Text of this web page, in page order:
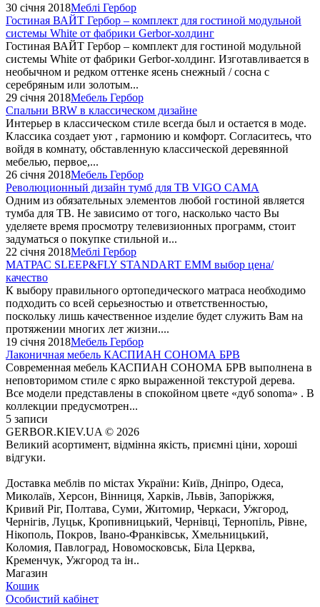
30 січня 2018Меблі Гербор
​Гостиная ВАЙТ Гербор – комплект для гостиной модульной
системы White от фабрики Gerbor-холдинг
Гостиная ВАЙТ Гербор – комплект для гостиной модульной
системы White от фабрики Gerbor-холдинг. Изготавливается в
необычном и редком оттенке ясень снежный / сосна с
серебряным или золотым...
29 січня 2018Мебель Гербор
Спальни BRW в классическом дизайне
Интерьер в классическом стиле всегда был и остается в моде.
Классика создает уют , гармонию и комфорт. Согласитесь, что
войдя в комнату, обставленную классической деревянной
мебелью, первое,...
26 січня 2018Мебель Гербор
Революционный дизайн тумб для ТВ VIGO CAMA
Одним из обязательных элементов любой гостиной является
тумба для ТВ. Не зависимо от того, насколько часто Вы
уделяете время просмотру телевизионных программ, стоит
задуматься о покупке стильной и...
22 січня 2018Меблі Гербор
МАТРАС SLEEP&FLY STANDART EMM выбор цена/
качество
К выбору правильного ортопедического матраса необходимо
подходить со всей серьезностью и ответственностью,
поскольку лишь качественное изделие будет служить Вам на
протяжении многих лет жизни....
19 січня 2018Мебель Гербор
Лаконичная мебель КАСПИАН СОНОМА БРВ
Современная мебель КАСПИАН СОНОМА БРВ выполнена в
неповторимом стиле с ярко выраженной текстурой дерева.
Все модели представлены в спокойном цвете «дуб sonoma» . В
коллекции предусмотрен...
5 записи
GERBOR.KIEV.UA © 2026
Великий асортимент, відмінна якість, приємні ціни, хороші
відгуки.
Доставка меблів по містах України: Київ, Дніпро, Одеса,
Миколаїв, Херсон, Вінниця, Харків, Львів, Запоріжжя,
Кривий Ріг, Полтава, Суми, Житомир, Черкаси, Ужгород,
Чернігів, Луцьк, Кропивницький, Чернівці, Тернопіль, Рівне,
Нікополь, Покров, Івано-Франківськ, Хмельницький,
Коломия, Павлоград, Новомосковськ, Біла Церква,
Кременчук, Ужгород та ін..
Магазин
Кошик
Особистий кабінет